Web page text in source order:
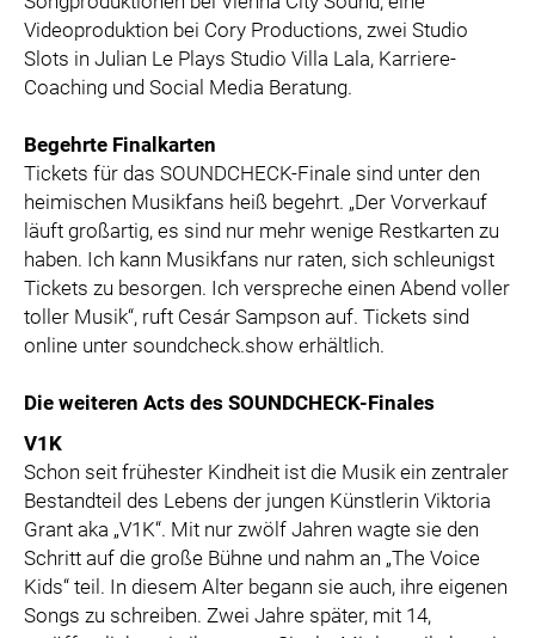
Videoproduktion bei Cory Productions, zwei Studio
Slots in Julian Le Plays Studio Villa Lala, Karriere-
Coaching und Social Media Beratung.
Begehrte Finalkarten
Tickets für das SOUNDCHECK-Finale sind unter den
heimischen Musikfans heiß begehrt. „Der Vorverkauf
läuft großartig, es sind nur mehr wenige Restkarten zu
haben. Ich kann Musikfans nur raten, sich schleunigst
Tickets zu besorgen. Ich verspreche einen Abend voller
toller Musik“, ruft Cesár Sampson auf. Tickets sind
online unter soundcheck.show erhältlich.
Die weiteren Acts des SOUNDCHECK-Finales
V1K
Schon seit frühester Kindheit ist die Musik ein zentraler
Bestandteil des Lebens der jungen Künstlerin Viktoria
Grant aka „V1K“. Mit nur zwölf Jahren wagte sie den
Schritt auf die große Bühne und nahm an „The Voice
Kids“ teil. In diesem Alter begann sie auch, ihre eigenen
Songs zu schreiben. Zwei Jahre später, mit 14,